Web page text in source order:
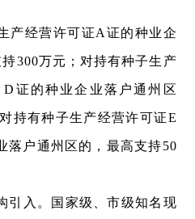
产经营许可证A证的种业企
300万元；对持有种子生产
证的种业企业落户通州区
持有种子生产经营许可证E
落户通州区的，最高支持50
引入。国家级、市级知名现